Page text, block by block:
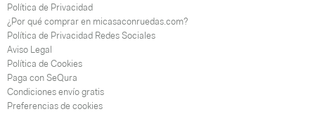
Política de Privacidad
¿Por qué comprar en micasaconruedas.com?
Política de Privacidad Redes Sociales
Aviso Legal
Política de Cookies
Paga con SeQura
Condiciones envío gratis
Preferencias de cookies